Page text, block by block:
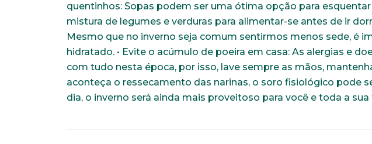
quentinhos: Sopas podem ser uma ótima opção para
mistura de legumes e verduras para alimentar-se antes de ir
Mesmo que no inverno seja comum sentirmos menos sede, é
hidratado. • Evite o acúmulo de poeira em casa: As alergias e
com tudo nesta época, por isso, lave sempre as mãos,
aconteça o ressecamento das narinas, o soro fisiológico pode
dia, o inverno será ainda mais proveitoso para você e toda a